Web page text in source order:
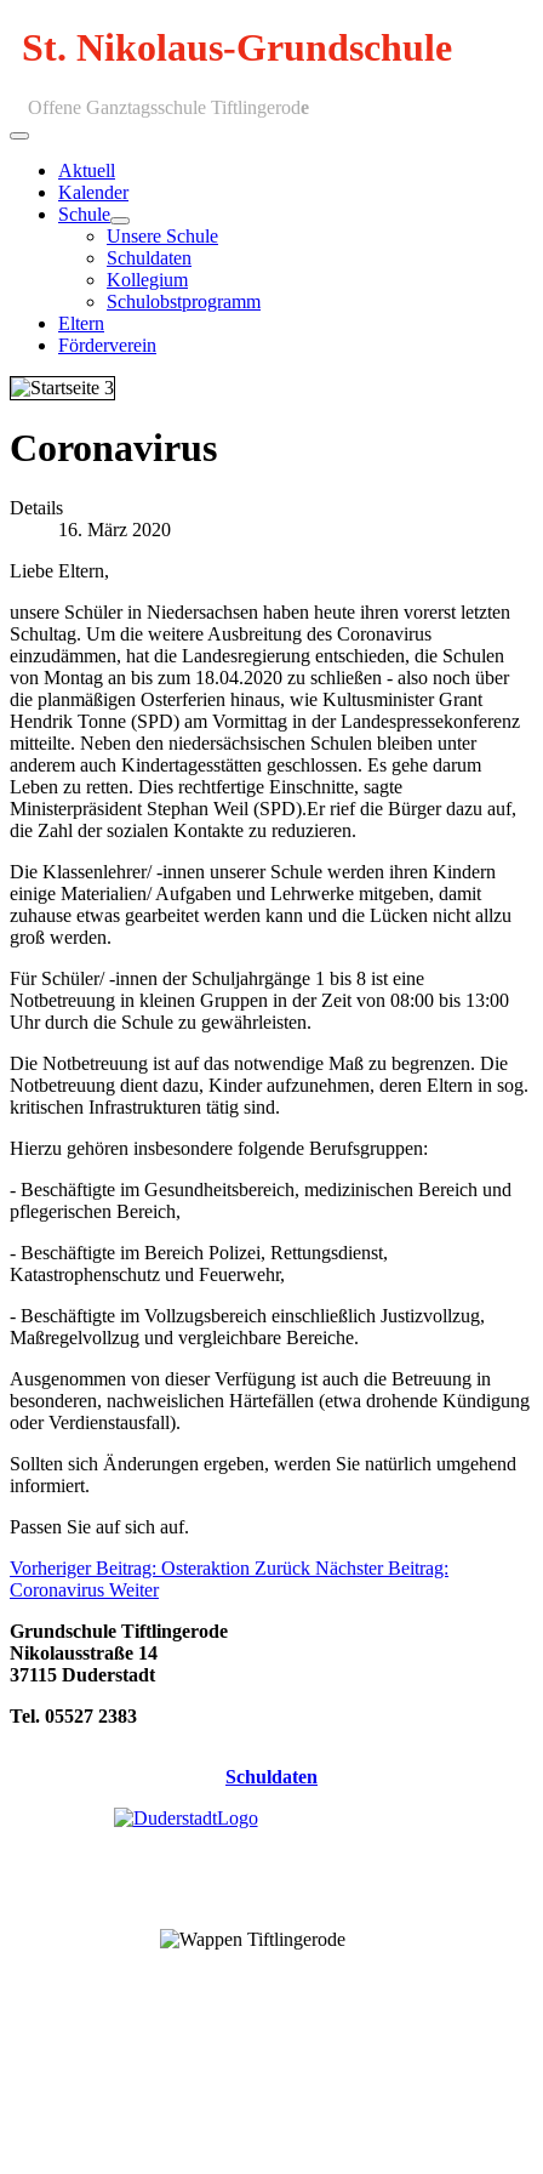
St. Nikolaus-Grundschule
Offene Ganztagsschule Tiftlingerode
Aktuell
Kalender
Schule
Unsere Schule
Schuldaten
Kollegium
Schulobstprogramm
Eltern
Förderverein
Coronavirus
Details
16. März 2020
Liebe Eltern,
unsere Schüler in Niedersachsen haben heute ihren vorerst letzten
Schultag. Um die weitere Ausbreitung des Coronavirus
einzudämmen, hat die Landesregierung entschieden, die Schulen
von Montag an bis zum 18.04.2020 zu schließen - also noch über
die planmäßigen Osterferien hinaus, wie Kultusminister Grant
Hendrik Tonne (SPD) am Vormittag in der Landespressekonferenz
mitteilte. Neben den niedersächsischen Schulen bleiben unter
anderem auch Kindertagesstätten geschlossen. Es gehe darum
Leben zu retten. Dies rechtfertige Einschnitte, sagte
Ministerpräsident Stephan Weil (SPD).Er rief die Bürger dazu auf,
die Zahl der sozialen Kontakte zu reduzieren.
Die Klassenlehrer/ -innen unserer Schule werden ihren Kindern
einige Materialien/ Aufgaben und Lehrwerke mitgeben, damit
zuhause etwas gearbeitet werden kann und die Lücken nicht allzu
groß werden.
Für Schüler/ -innen der Schuljahrgänge 1 bis 8 ist eine
Notbetreuung in kleinen Gruppen in der Zeit von 08:00 bis 13:00
Uhr durch die Schule zu gewährleisten.
Die Notbetreuung ist auf das notwendige Maß zu begrenzen. Die
Notbetreuung dient dazu, Kinder aufzunehmen, deren Eltern in sog.
kritischen Infrastrukturen tätig sind.
Hierzu gehören insbesondere folgende Berufsgruppen:
- Beschäftigte im Gesundheitsbereich, medizinischen Bereich und
pflegerischen Bereich,
- Beschäftigte im Bereich Polizei, Rettungsdienst,
Katastrophenschutz und Feuerwehr,
- Beschäftigte im Vollzugsbereich einschließlich Justizvollzug,
Maßregelvollzug und vergleichbare Bereiche.
Ausgenommen von dieser Verfügung ist auch die Betreuung in
besonderen, nachweislichen Härtefällen (etwa drohende Kündigung
oder Verdienstausfall).
Sollten sich Änderungen ergeben, werden Sie natürlich umgehend
informiert.
Passen Sie auf sich auf.
Vorheriger Beitrag: Osteraktion Zurück Nächster Beitrag:
Coronavirus Weiter
Grundschule Tiftlingerode
Nikolausstraße 14
37115 Duderstadt
Tel. 05527 2383
Schuldaten